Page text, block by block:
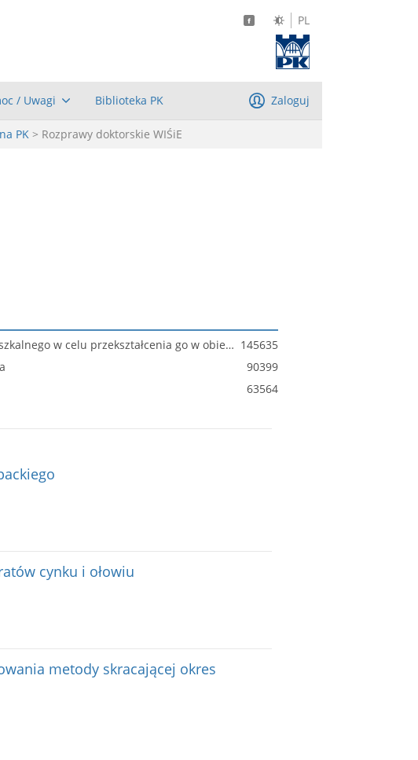
PL
/ Uwagi Biblioteka PK Zaloguj
PK > Rozprawy doktorskie WIŚiE
Analiza zakresu termomodernizacji oraz wykorzystania energii odnawialnych dla budynku mieszkalnego w celu przekształcenia go w obiekt nisko-energochłonny 145635
90399
63564
cynku i ołowiu
metody skracającej okres